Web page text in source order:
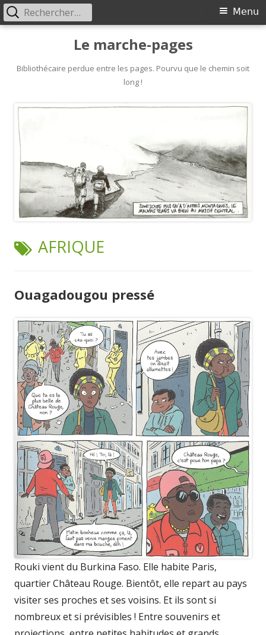
content
Le marche-pages
Bibliothécaire perdue entre les pages. Pourvu que le chemin soit
long !
Primary
Menu
Rechercher :
TAG:
AFRIQUE
Ouagadougou pressé
Rouki vient du Burkina Faso. Elle habite Paris,
quartier Château Rouge. Bientôt, elle repart au pays
visiter ses proches et ses voisins. Et ils sont si
nombreux et si prévisibles ! Entre souvenirs et